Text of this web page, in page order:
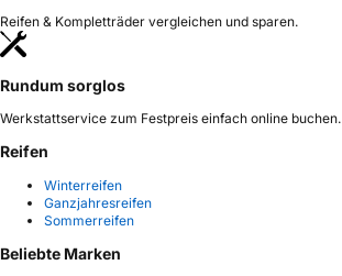
Reifen & Kompletträder vergleichen und sparen.
Rundum sorglos
Werkstattservice zum Festpreis einfach online buchen.
Reifen
Winterreifen
Ganzjahresreifen
Sommerreifen
Beliebte Marken